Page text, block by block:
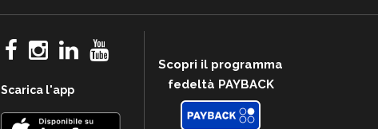
Scarica l'app
Scopri il programma
fedeltà PAYBACK